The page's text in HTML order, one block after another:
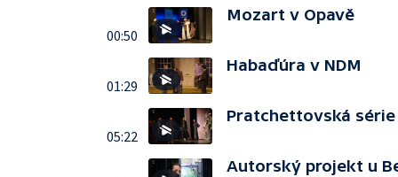
00:50
Mozart v Opavě
01:29
Habaďúra v NDM
05:22
Pratchettovská série
Autorský projekt u